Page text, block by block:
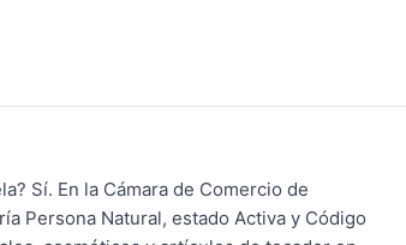
Sí. En la Cámara de Comercio de
Persona Natural, estado Activa y Código